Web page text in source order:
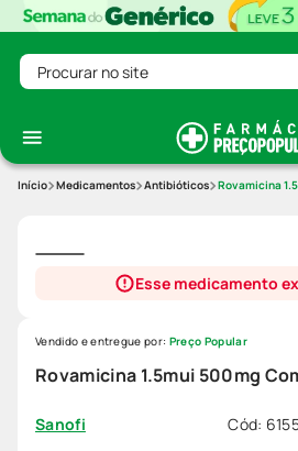
Procurar no site
Medicamentos Antibióticos Rovamicina
Esse medicamento
Rovamicina 1.5mui 500mg
Sanofi Cód:
Vendido e entregue por: Preço Popular